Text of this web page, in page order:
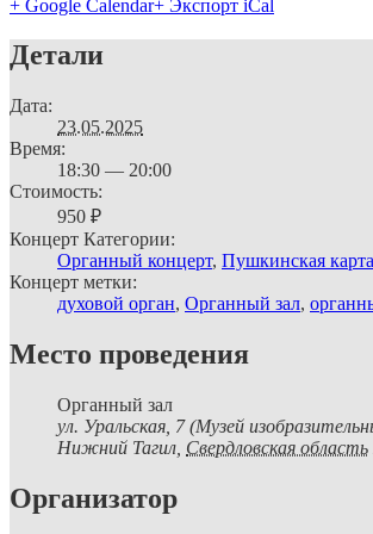
+ Google Calendar+ Экспорт iCal
Детали
Дата:
23.05.2025
Время:
18:30 — 20:00
Стоимость:
950 ₽
Концерт Категории:
Органный концерт, Пушкинская карта
Концерт метки:
духовой орган, Органный зал,
Место проведения
Органный зал
ул. Уральская, 7 (Музей
Нижний Тагил Свердловская область
Организатор